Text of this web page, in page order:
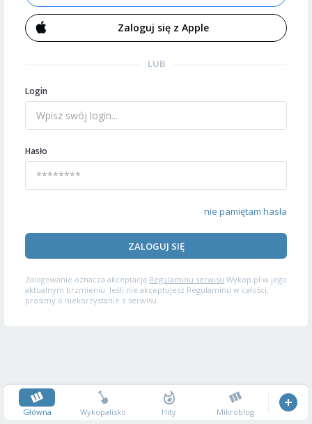
Zaloguj się z Apple
LUB
Login
Hasło
nie pamiętam hasła
ZALOGUJ SIĘ
Zalogowanie oznacza akceptację Regulaminu serwisu Wykop.pl w jego
aktualnym brzmieniu. Jeśli nie akceptujesz Regulaminu w całości,
prosimy o niekorzystanie z serwisu.
Główna Wykopalisko Hity Mikroblog